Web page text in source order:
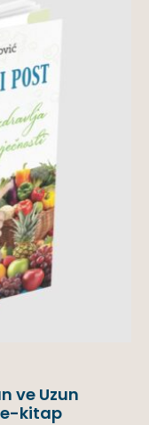
ve Uzun
e-kitap